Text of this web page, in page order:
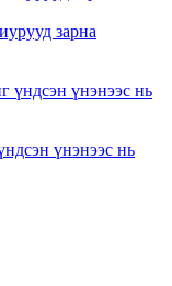
зарна
үнэнээс нь